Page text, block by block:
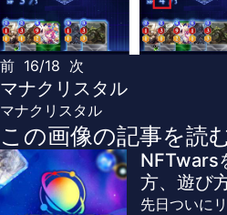
前 16/18 次
マナクリスタル
マナクリスタル
この画像の記事を読
NFTwars
方、遊び
先日ついに